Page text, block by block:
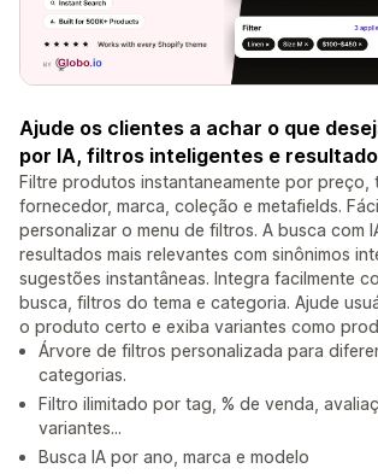
Ajude os clientes a achar o que
por IA, filtros inteligentes e
Filtre produtos instantaneamente por preço,
fornecedor, marca, coleção e metafields.
personalizar o menu de filtros. A busca com
resultados mais relevantes com sinônimos
sugestões instantâneas. Integra facilmente
busca, filtros do tema e categoria. Ajude
o produto certo e exiba variantes como
Árvore de filtros personalizada para
categorias.
Filtro ilimitado por tag, % de venda,
variantes...
Busca IA por ano, marca e modelo